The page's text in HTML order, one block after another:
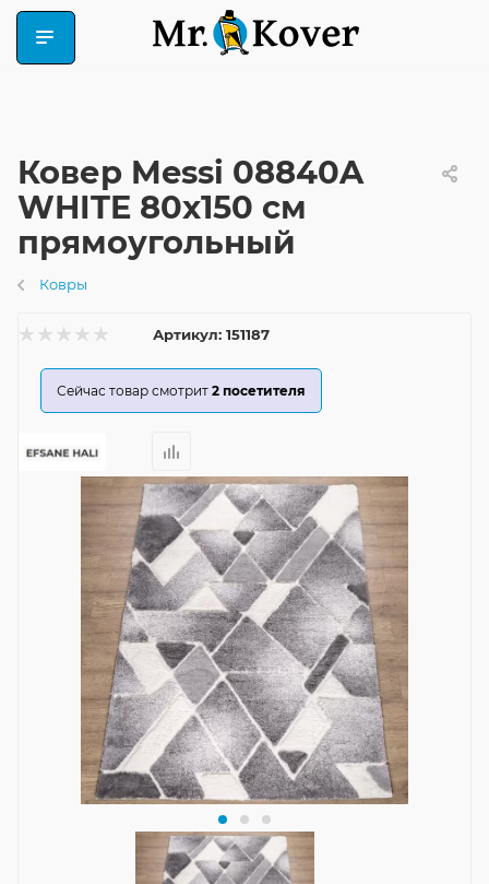
Ковер Messi 08840A
WHITE 80x150 см
прямоугольный
Ковры
Артикул: 151187
Сейчас товар смотрит 2 посетителя